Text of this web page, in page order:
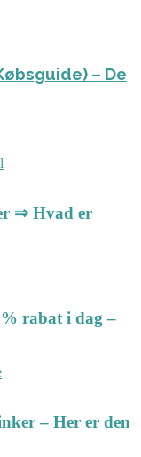
– De
⇒ Hvad er
rabat i dag –
– Her er den